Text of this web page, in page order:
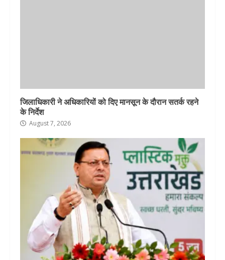
जिलाधिकारी ने अधिकारियों को दिए मानसून के दौरान सतर्क रहने
के निर्देश
August 7, 2026